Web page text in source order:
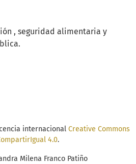
seguridad alimentaria y
internacional Creative Commons
4.0.
Milena Franco Patiño